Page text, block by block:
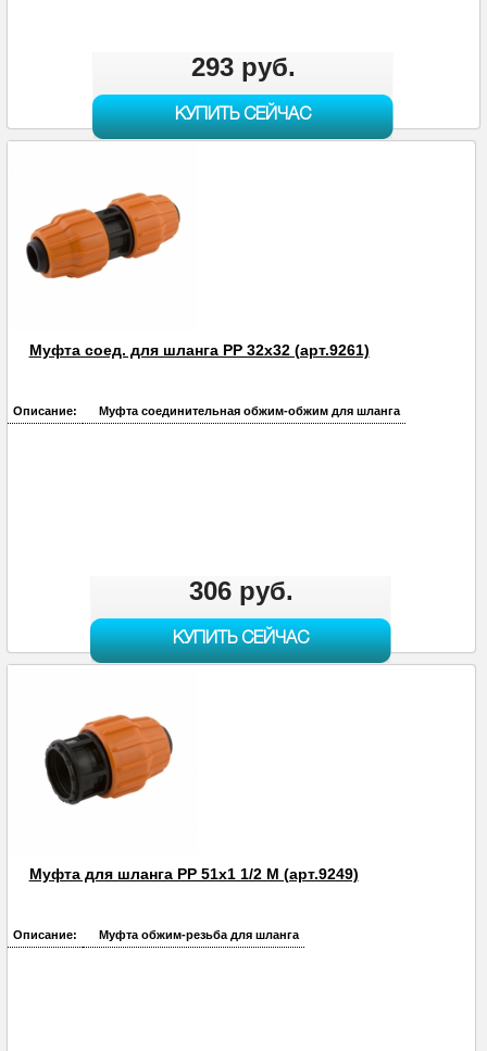
293 руб.
КУПИТЬ СЕЙЧАС
Муфта соед. для шланга PP 32х32 (арт.9261)
Описание: Муфта соединительная обжим-обжим для шланга
306 руб.
КУПИТЬ СЕЙЧАС
Муфта для шланга PP 51х1 1/2 M (арт.9249)
Описание: Муфта обжим-резьба для шланга